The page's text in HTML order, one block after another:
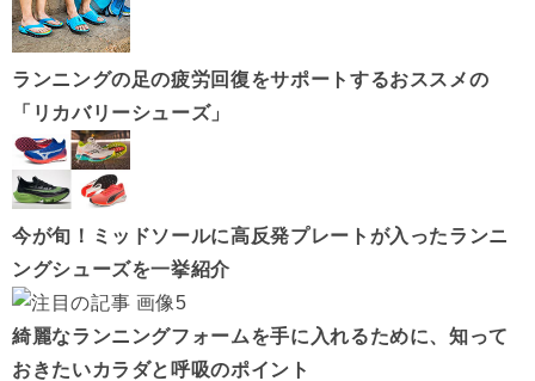
ランニングの足の疲労回復をサポートするおススメの
「リカバリーシューズ」
今が旬！ミッドソールに高反発プレートが入ったランニ
ングシューズを一挙紹介
綺麗なランニングフォームを手に入れるために、知って
おきたいカラダと呼吸のポイント